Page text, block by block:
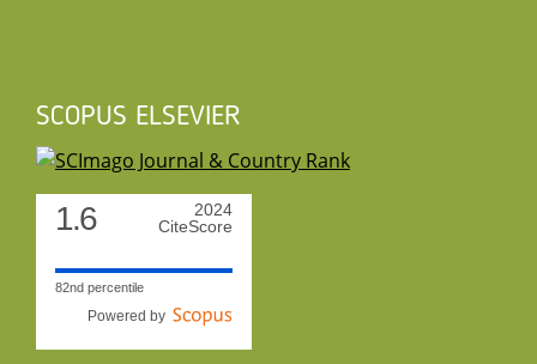
SCOPUS ELSEVIER
1.6
2024
CiteScore
82nd percentile
Powered by